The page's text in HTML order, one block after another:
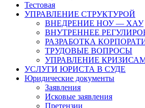
Тестовая
УПРАВЛЕНИЕ СТРУКТУРОЙ
ВНЕДРЕНИЕ НОУ — ХАУ
ВНУТРЕННЕЕ
РАЗРАБОТКА
ТРУДОВЫЕ ВОПРОСЫ
УПРАВЛЕНИЕ
УСЛУГИ ЮРИСТА В СУДЕ
Юридические документы
Заявления
Исковые заявления
Претензии